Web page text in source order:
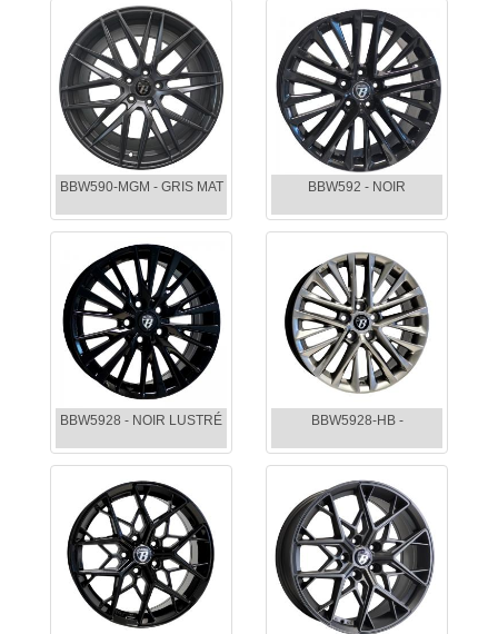
BBW590-MGM - GRIS MAT BBW592 - NOIR
BBW5928 - NOIR LUSTRÉ BBW5928-HB -